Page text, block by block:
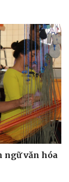
khuya
bé
hồn
ngữ văn hóa